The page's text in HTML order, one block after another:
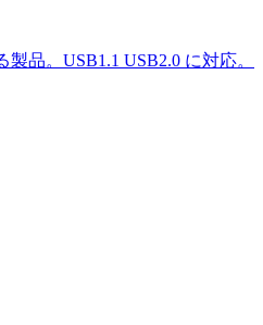
品。USB1.1 USB2.0 に対応。